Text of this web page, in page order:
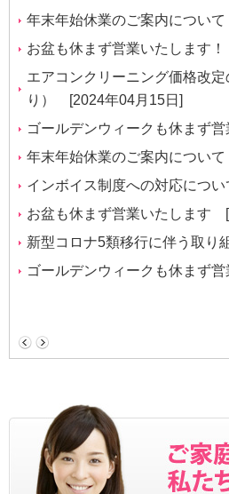
年末年始休業のご案内について
お盆も休まず営業いたします！
エアコンクリーニング価格改
り）
[2024年04月15日]
ゴールデンウィークも休まず
年末年始休業のご案内について
インボイス制度への対応につい
お盆も休まず営業いたします
新型コロナ5類移行に伴う取り
ゴールデンウィークも休まず